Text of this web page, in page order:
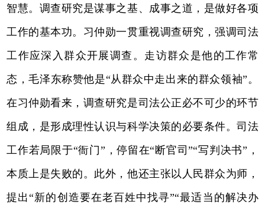
智慧。调查研究是谋事之基、成事之道，是做好各项
工作的基本功。习仲勋一贯重视调查研究，强调司法
工作应深入群众开展调查。走访群众是他的工作常
态，毛泽东称赞他是“从群众中走出来的群众领袖”。
在习仲勋看来，调查研究是司法公正必不可少的环节
组成，是形成理性认识与科学决策的必要条件。司法
工作若局限于“衙门”，停留在“断官司”“写判决书”，
本质上是失败的。此外，他还主张以人民群众为师，
提出“新的创造要在老百姓中找寻”“最适当的解决办